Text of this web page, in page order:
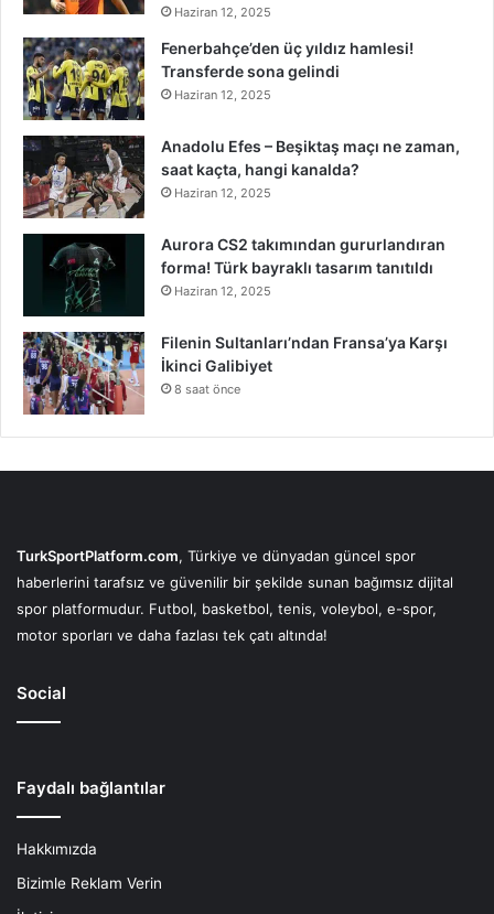
Haziran 12, 2025
Fenerbahçe’den üç yıldız hamlesi!
Transferde sona gelindi
Haziran 12, 2025
Anadolu Efes – Beşiktaş maçı ne zaman,
saat kaçta, hangi kanalda?
Haziran 12, 2025
Aurora CS2 takımından gururlandıran
forma! Türk bayraklı tasarım tanıtıldı
Haziran 12, 2025
Filenin Sultanları’ndan Fransa’ya Karşı
İkinci Galibiyet
8 saat önce
TurkSportPlatform.com, Türkiye ve dünyadan güncel spor
haberlerini tarafsız ve güvenilir bir şekilde sunan bağımsız dijital
spor platformudur. Futbol, basketbol, tenis, voleybol, e-spor,
motor sporları ve daha fazlası tek çatı altında!
Social
Faydalı bağlantılar
Hakkımızda
Bizimle Reklam Verin